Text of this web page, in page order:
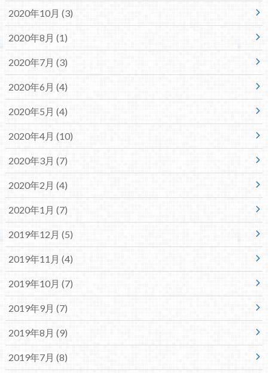
2020年10月 (3)
2020年8月 (1)
2020年7月 (3)
2020年6月 (4)
2020年5月 (4)
2020年4月 (10)
2020年3月 (7)
2020年2月 (4)
2020年1月 (7)
2019年12月 (5)
2019年11月 (4)
2019年10月 (7)
2019年9月 (7)
2019年8月 (9)
2019年7月 (8)